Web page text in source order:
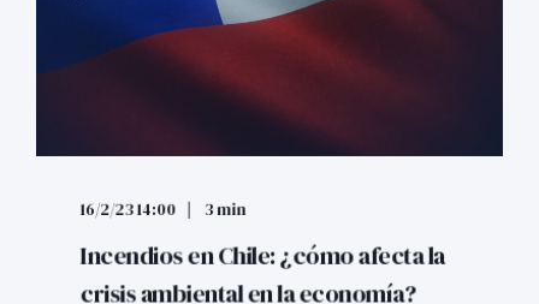
16/2/23 14:00 3 min
Incendios en Chile: ¿cómo afecta la
crisis ambiental en la economía?